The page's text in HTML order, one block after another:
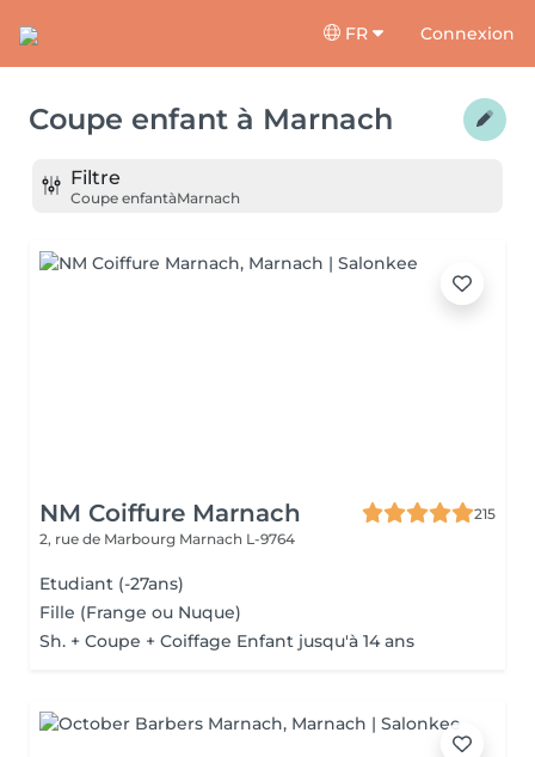
FR Connexion
Coupe enfant à Marnach
Filtre
Coupe enfantàMarnach
NM Coiffure Marnach
215
2, rue de Marbourg Marnach L-9764
Etudiant (-27ans)
Fille (Frange ou Nuque)
Sh. + Coupe + Coiffage Enfant jusqu'à 14 ans